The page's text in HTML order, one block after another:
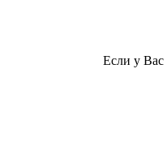
Если у Вас